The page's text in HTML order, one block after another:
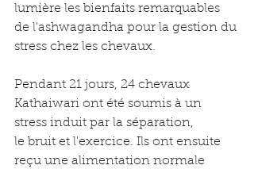
lumière les bienfaits remarquables
de l'ashwagandha pour la gestion du
stress chez les chevaux.
Pendant 21 jours, 24 chevaux
Kathaiwari ont été soumis à un
stress induit par la séparation,
le bruit et l'exercice. Ils ont ensuite
reçu une alimentation normale